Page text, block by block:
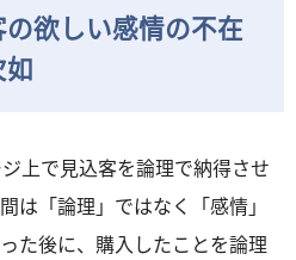
の欲しい感情の不在
上で見込客を論理で納得させ
は「論理」ではなく「感情」
た後に、購入したことを論理